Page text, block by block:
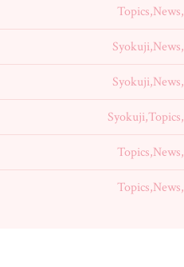
Topics,News,
Syokuji,News,
Syokuji,News,
Syokuji,Topics,
Topics,News,
Topics,News,